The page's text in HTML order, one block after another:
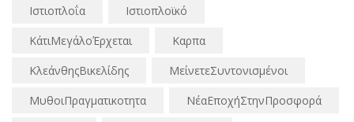
Ιστιοπλοΐα
Ιστιοπλοϊκό
ΚάτιΜεγάλοΈρχεται
Καρπα
ΚλεάνθηςΒικελίδης
ΜείνετεΣυντονισμένοι
ΜυθοιΠραγματικοτητα
ΝέαΕποχήΣτηνΠροσφορά